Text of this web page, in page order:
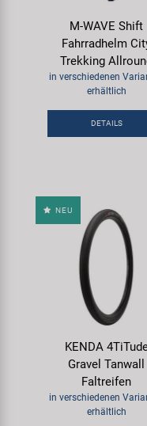
M-WAVE Shift
Fahrradhelm
Trekking
in verschiedenen
erhältlich
DETAILS
NEU
KENDA
Gravel Tanwall
Faltreifen
in verschiedenen
erhältlich